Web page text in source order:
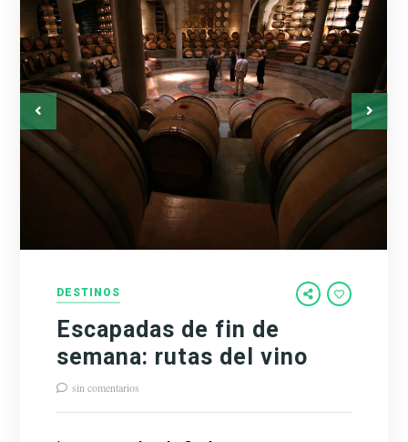
DESTINOS
Escapadas de fin de
semana: rutas del vino
sin comentarios